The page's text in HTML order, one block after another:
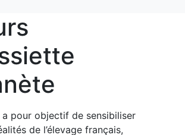
pour objectif de sensibiliser
de l’élevage français,